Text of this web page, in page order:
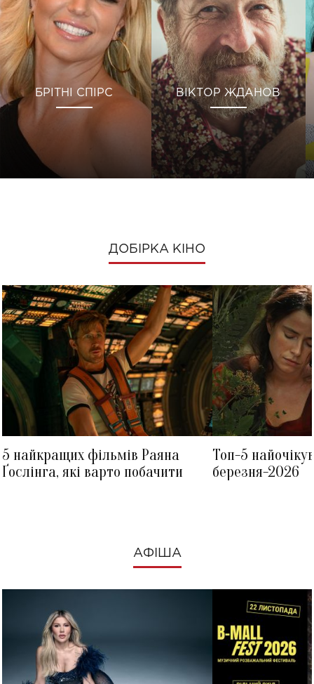
БРІТНІ СПІРС ВІКТОР ЖДАНОВ
ДОБІРКА КІНО
5 найкращих фільмів Раяна
Ґослінга, які варто побачити
Топ-5
березня-2026
АФІША